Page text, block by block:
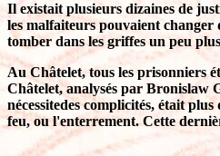
Il existait plusieurs dizaines de
les malfaiteurs pouvaient
tomber dans les griffes un peu
Au Châtelet, tous les prisonniers
Châtelet, analysés par Bronislaw
nécessitedes complicités, était
feu, ou l'enterrement. Cette